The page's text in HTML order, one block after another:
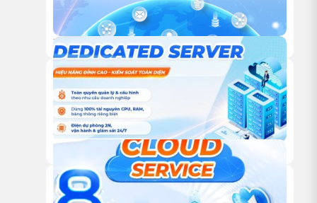
18/12/2025
DỊCH VỤ CDN CỦA HITC – GIẢI PHÁP TĂNG TỐC WEBSITE
VÀ TỐI ƯU TRẢI NGHIỆM NGƯỜI DÙNG TOÀN CẦU
18/12/2025
DỊCH VỤ DEDICATED SERVER TỪ HITC – HIỆU NĂNG ĐỈNH
CAO, KIỂM SOÁT TOÀN DIỆN CHO DOANH NGHIỆP